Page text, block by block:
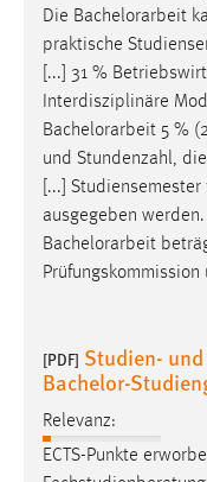
Die Bachelorarbeit
praktische
[...] 31 %
Interdisziplinäre
Bachelorarbeit 5 %
und Stundenzahl,
[...]
ausgegeben
Bachelorarbeit
[PDF] Studien-
Bachelor-
Relevanz:
ECTS-Punkte